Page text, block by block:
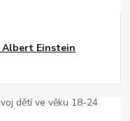
Albert Einstein